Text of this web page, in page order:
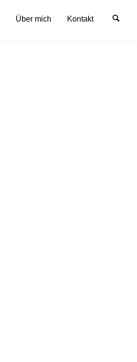
Über mich Kontakt